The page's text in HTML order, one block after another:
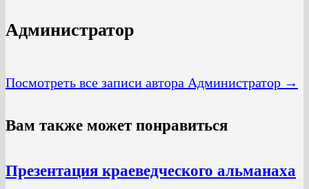
Администратор
Посмотреть все записи автора Администратор →
Вам также может понравиться
Презентация краеведческого альманаха